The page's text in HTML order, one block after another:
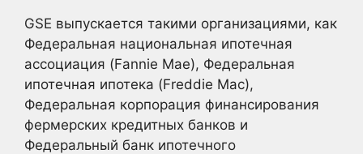
GSE выпускается такими организациями, как
Федеральная национальная ипотечная
ассоциация (Fannie Mae), Федеральная
ипотечная ипотека (Freddie Mac),
Федеральная корпорация финансирования
фермерских кредитных банков и
Федеральный банк ипотечного